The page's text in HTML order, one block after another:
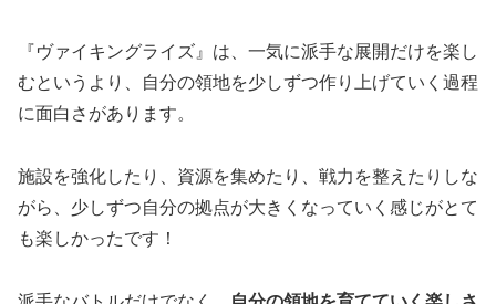
『ヴァイキングライズ』は、一気に派手な展開だけを楽し
むというより、自分の領地を少しずつ作り上げていく過程
に面白さがあります。
施設を強化したり、資源を集めたり、戦力を整えたりしな
がら、少しずつ自分の拠点が大きくなっていく感じがとて
も楽しかったです！